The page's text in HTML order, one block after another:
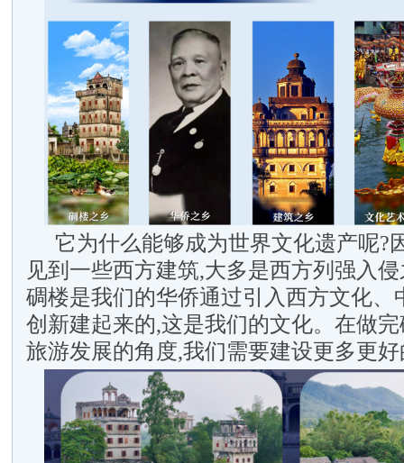
它为什么能够成为世界文化遗产呢?
见到一些西方建筑,大多是西方列强入
碉楼是我们的华侨通过引入西方文化、
创新建起来的,这是我们的文化。在做
旅游发展的角度,我们需要建设更多更